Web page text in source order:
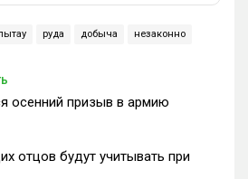
руда добыча незаконно
осенний призыв в армию
отцов будут учитывать при